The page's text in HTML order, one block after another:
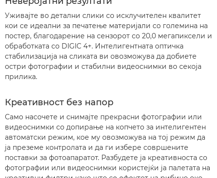
Уживајте во детални слики со исклучителен квалитет
кои се идеални за печатење материјали со големина на
постер, благодарение на сензорот со 20,0 мегапиксели и
обработката со DIGIC 4+. Интелигентната оптичка
стабилизација на сликата ви овозможува да добиете
остри фотографии и стабилни видеоснимки во секоја
прилика.
Креативност без напор
Само насочете и снимајте прекрасни фотографии или
видеоснимки со допирање на копчето за интелигентен
автоматски режим, кое му овозможува на тој режим да
ја преземе контролата и да ги избере совршените
поставки за фотоапаратот. Разбудете ја креативноста со
фотографии или видеоснимки користејќи ја палетата на